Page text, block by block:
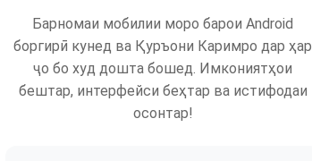
ман намепарастам.
ки ман мепарастам.
Барномаи мобилии моро барои Android
боргирӣ кунед ва Қуръони Каримро дар ҳар
ҷо бо худ дошта бошед. Имкониятҳои
бештар, интерфейси беҳтар ва истифодаи
осонтар!